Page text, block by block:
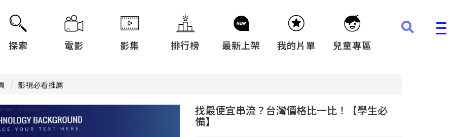
探索 電影 影集 排行榜 最新上架 我的片單 兒童專區
影視必看推薦
找最便宜串流？台灣價格比一比！【學生必
備】